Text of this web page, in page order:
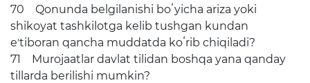
70 Qonunda belgilanishi boʻyicha ariza yoki
shikoyat tashkilotga kelib tushgan kundan
eʼtiboran qancha muddatda koʻrib chiqiladi?
71 Murojaatlar davlat tilidan boshqa yana qanday
tillarda berilishi mumkin?